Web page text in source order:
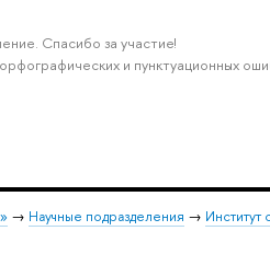
Спасибо за участие!
и пунктуационных
→ Научные подразделения → Институт